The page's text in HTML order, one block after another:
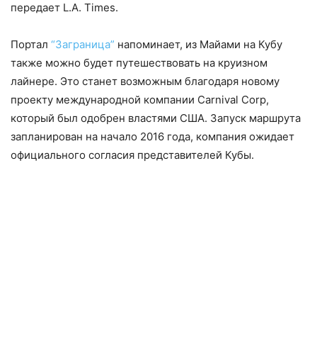
передает L.A. Times.
Портал “Заграница” напоминает, из Майами на Кубу
также можно будет путешествовать на круизном
лайнере. Это станет возможным благодаря новому
проекту международной компании Carnival Corp,
который был одобрен властями США. Запуск маршрута
запланирован на начало 2016 года, компания ожидает
официального согласия представителей Кубы.